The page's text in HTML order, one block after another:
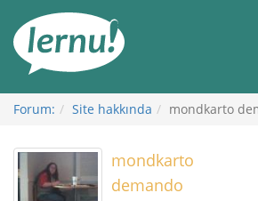
Görüntüleme
Forum: Site hakkında mondkarto
mondkarto
demando